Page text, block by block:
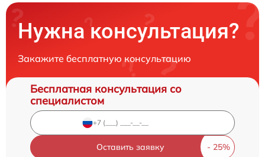
Нужна консультация?
Закажите бесплатную консультацию
Бесплатная консультация со
специалистом
Оставить заявку